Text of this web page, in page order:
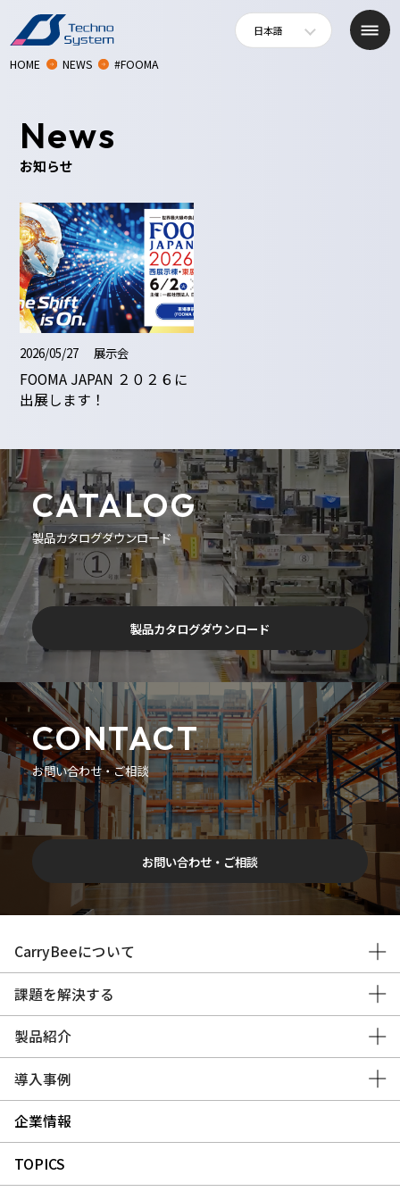
日本語
HOME NEWS #FOOMA
News
お知らせ
2026/05/27 展示会
FOOMA JAPAN ２０２６に
出展します！
CATALOG
製品カタログダウンロード
製品カタログダウンロード
CONTACT
お問い合わせ・ご相談
お問い合わせ・ご相談
CarryBeeについて
課題を解決する
製品紹介
導入事例
企業情報
TOPICS